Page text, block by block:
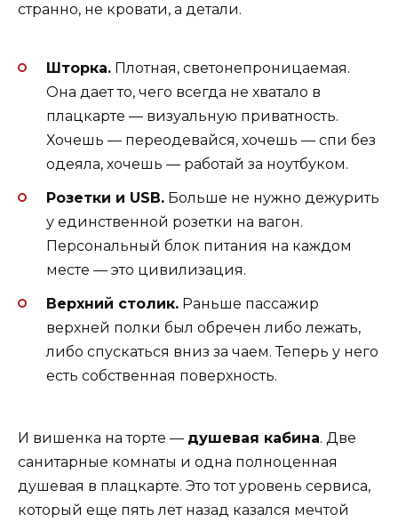
странно, не кровати, а детали.
Шторка. Плотная, светонепроницаемая.
Она дает то, чего всегда не хватало в
плацкарте — визуальную приватность.
Хочешь — переодевайся, хочешь — спи без
одеяла, хочешь — работай за ноутбуком.
Розетки и USB. Больше не нужно дежурить
у единственной розетки на вагон.
Персональный блок питания на каждом
месте — это цивилизация.
Верхний столик. Раньше пассажир
верхней полки был обречен либо лежать,
либо спускаться вниз за чаем. Теперь у него
есть собственная поверхность.
И вишенка на торте — душевая кабина. Две
санитарные комнаты и одна полноценная
душевая в плацкарте. Это тот уровень сервиса,
который еще пять лет назад казался мечтой